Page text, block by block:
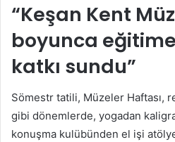
“Keşan Kent
boyunca
katkı sundu”
Sömestr tatili, Müzeler Haftası,
gibi dönemlerde, yogadan
konuşma kulübünden el işi